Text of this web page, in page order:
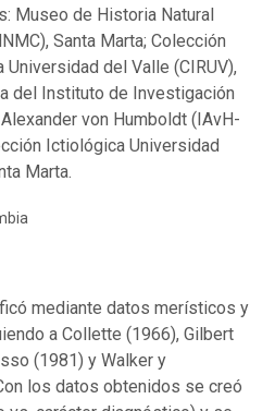
Museo de Historia Natural
Santa Marta; Colección
del Valle (CIRUV),
del Instituto de Investigación
von Humboldt (IAvH-
Ictiológica Universidad
Marta.
mediante datos merísticos y
a Collette (1966), Gilbert
(1981) y Walker y
los datos obtenidos se creó